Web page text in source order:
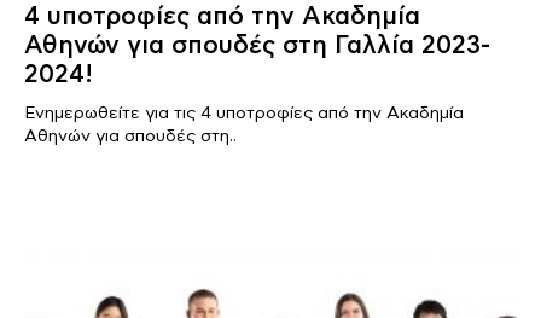
4 υποτροφίες από την Ακαδημία
Αθηνών για σπουδές στη Γαλλία 2023-
2024!
Ενημερωθείτε για τις 4 υποτροφίες από την Ακαδημία
Αθηνών για σπουδές στη..